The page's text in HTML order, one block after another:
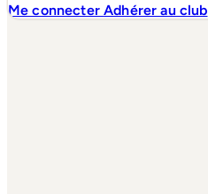
Me connecterAdhérer au club